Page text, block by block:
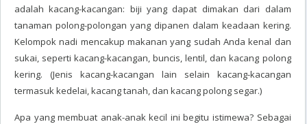
adalah kacang-kacangan: biji yang dapat dimakan dari dalam
tanaman polong-polongan yang dipanen dalam keadaan kering.
Kelompok nadi mencakup makanan yang sudah Anda kenal dan
sukai, seperti kacang-kacangan, buncis, lentil, dan kacang polong
kering. (Jenis kacang-kacangan lain selain kacang-kacangan
termasuk kedelai, kacang tanah, dan kacang polong segar.)
Apa yang membuat anak-anak kecil ini begitu istimewa? Sebagai